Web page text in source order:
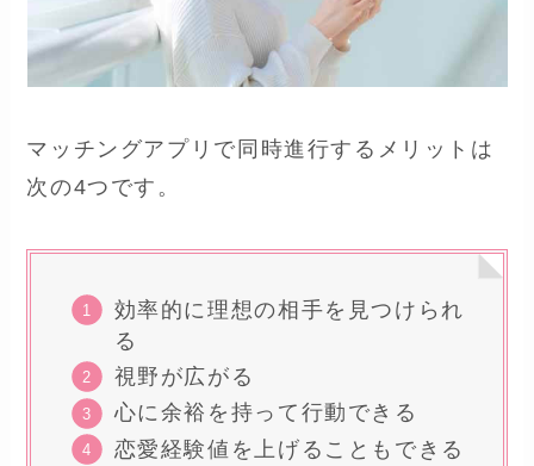
マッチングアプリで同時進行するメリットは
次の4つです。
効率的に理想の相手を見つけられ
る
視野が広がる
心に余裕を持って行動できる
恋愛経験値を上げることもできる